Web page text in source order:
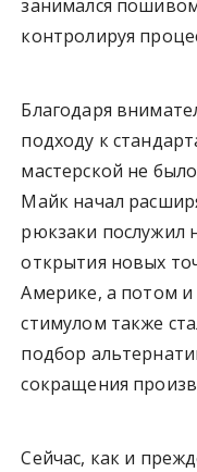
занимался
контролируя
Благодаря
подходу к
мастерской не
Майк начал
рюкзаки послужил
открытия новых
Америке, а потом
стимулом также
подбор
сокращения
Сейчас, как и